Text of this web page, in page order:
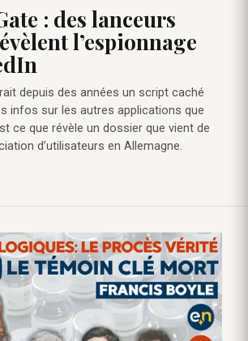
: des lanceurs
l’espionnage
depuis des années un script caché
infos sur les autres applications que
ce que révèle un dossier que vient de
d’utilisateurs en Allemagne.